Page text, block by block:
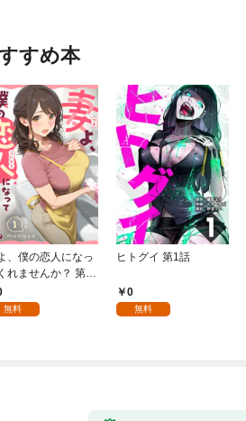
すめ本
、僕の恋人になっ
れませんか？ 第1
無料
ヒトグイ 第1話
0
無料